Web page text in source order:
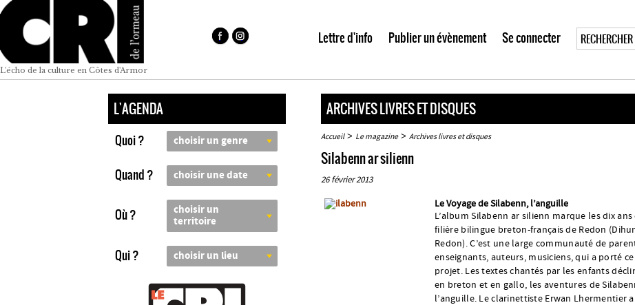
L'écho de la culture en Côtes d'Armor
Lettre d'info Publier un évènement Se connecter
L'AGENDA
Quoi ? choisir un genre
Quand ? choisir une date
Où ?
choisir un
territoire
Qui ? choisir un lieu
ARCHIVES LIVRES ET DISQUES
Accueil> Le magazine> Archives livres et disques
Silabenn ar silienn
26 février 2013
Le Voyage de Silabenn, l’anguille
L’album Silabenn ar silienn marque les dix ans
filière bilingue breton-français de Redon
Redon). C’est une large communauté de
enseignants, auteurs, musiciens, qui a porté ce
projet. Les textes chantés par les enfants
en breton et en gallo, les aventures de
l’anguille. Le clarinettiste Erwan Lhermentier a